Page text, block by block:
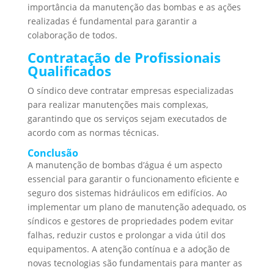
importância da manutenção das bombas e as ações
realizadas é fundamental para garantir a
colaboração de todos.
Contratação de Profissionais
Qualificados
O síndico deve contratar empresas especializadas
para realizar manutenções mais complexas,
garantindo que os serviços sejam executados de
acordo com as normas técnicas.
Conclusão
A manutenção de bombas d’água é um aspecto
essencial para garantir o funcionamento eficiente e
seguro dos sistemas hidráulicos em edifícios. Ao
implementar um plano de manutenção adequado, os
síndicos e gestores de propriedades podem evitar
falhas, reduzir custos e prolongar a vida útil dos
equipamentos. A atenção contínua e a adoção de
novas tecnologias são fundamentais para manter as